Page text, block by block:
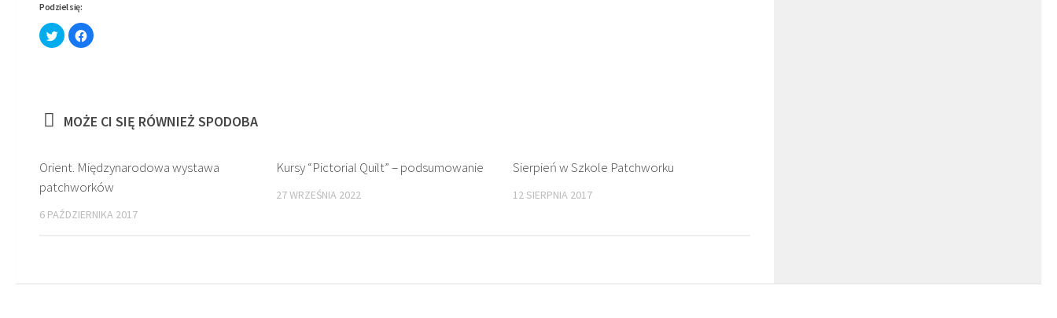
Podziel się:
Click
to
share
Click
to
MOŻE CI SIĘ RÓWNIEŻ SPODOBA
Orient. Międzynarodowa wystawa
patchworków
6 PAŹDZIERNIKA 2017
Kursy “Pictorial Quilt” – podsumowanie
27 WRZEŚNIA 2022
Sierpień w Szkole Patchworku
12 SIERPNIA 2017